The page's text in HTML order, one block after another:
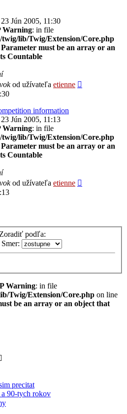
23 Jún 2005, 11:30
Warning: in file
lib/Twig/Extension/Core.php
must be an array or an
Countable
od užívateľa etienne
information
23 Jún 2005, 11:13
Warning: in file
lib/Twig/Extension/Core.php
must be an array or an
Countable
od užívateľa etienne
podľa:
Smer:
Warning: in file
Twig/Extension/Core.php on line
be an array or an object that
precitat
90-tych rokov